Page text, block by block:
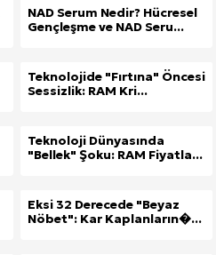
NAD Serum Nedir? Hücresel
Gençleşme ve NAD Seru...
Teknolojide "Fırtına" Öncesi
Sessizlik: RAM Kri...
Teknoloji Dünyasında
"Bellek" Şoku: RAM Fiyatla...
Eksi 32 Derecede "Beyaz
Nöbet": Kar Kaplanların�...